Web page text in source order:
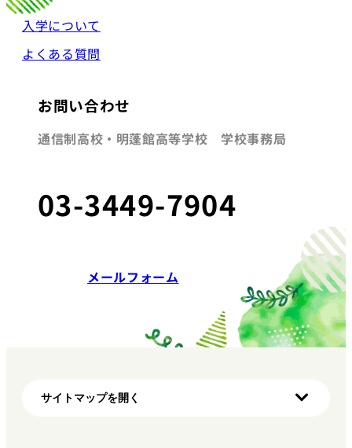
入学について
よくある質問
お問い合わせ
通信制高校・明蓬館高等学校 学校事務局
03-3449-7904
メールフォーム
サイトマップを開く